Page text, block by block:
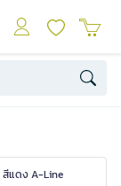
สีแดง A-Line